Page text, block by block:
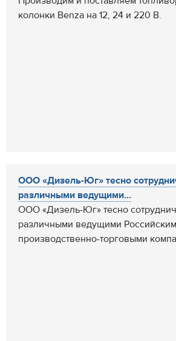
колонки Benza на 12, 24 и 220 В.
ООО «Дизель-Юг» тесно
различными ведущими...
ООО «Дизель-Юг» тесно
различными ведущими
производственно-торговыми